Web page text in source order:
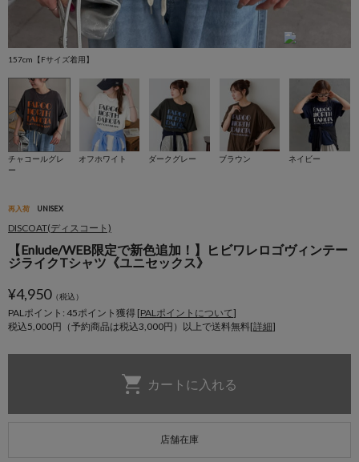
157cm【Fサイズ着用】
チャコールグレ
ー
オフホワイト ダークグレー ブラウン ネイビー
再入荷 UNISEX
DISCOAT(ディスコート)
【Enlude/WEB限定で新色追加！】ヒビワレロゴヴィンテー
ジライクTシャツ《ユニセックス》
¥4,950（税込）
PALポイント: 45ポイント獲得 [PALポイントについて]
税込5,000円（予約商品は税込3,000円）以上で送料無料[詳細]
店舗在庫